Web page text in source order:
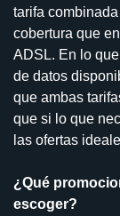
tarifa
cobertura que
ADSL. En lo
de datos
que ambas
que si lo que
las ofertas
¿Qué
escoger?